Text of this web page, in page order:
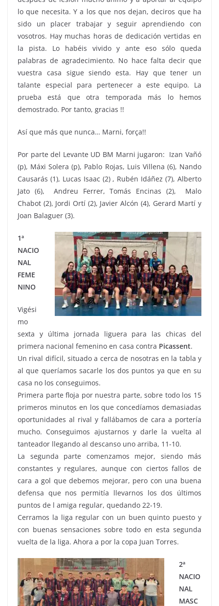
lo que necesita. Y a los que nos dejan, deciros que ha
sido un placer trabajar y seguir aprendiendo con
vosotros. Hay muchas horas de dedicación vertidas en
la pista. Lo habéis vivido y ante eso sólo queda
palabras de agradecimiento. No hace falta decir que
vuestra casa sigue siendo esta. Hay que tener un
talante especial para pertenecer a este equipo. La
prueba está que otra temporada más lo hemos
demostrado. Por tanto, gracias !!
Así que más que nunca… Marni, força!!
Por parte del Levante UD BM Marni jugaron: Izan Vañó
(p), Máxi Solera (p), Pablo Rojas, Luis Villena (6), Nando
Causarás (1), Lucas Isaac (2) , Rubén Idáñez (7), Alberto
Jato (6), Andreu Ferrer, Tomás Encinas (2), Malo
Chabot (2), Jordi Ortí (2), Javier Alcón (4), Gerard Martí y
Joan Balaguer (3).
1ª
NACIO
NAL
FEME
NINO
Vigési
mo
sexta y última jornada liguera para las chicas del
primera nacional femenino en casa contra Picassent.
Un rival difícil, situado a cerca de nosotras en la tabla y
al que queríamos sacarle los dos puntos ya que en su
casa no los conseguimos.
Primera parte floja por nuestra parte, sobre todo los 15
primeros minutos en los que concedíamos demasiadas
oportunidades al rival y fallábamos de cara a portería
mucho. Conseguimos ajustarnos y darle la vuelta al
tanteador llegando al descanso uno arriba, 11-10.
La segunda parte comenzamos mejor, siendo más
constantes y regulares, aunque con ciertos fallos de
cara a gol que debemos mejorar, pero con una buena
defensa que nos permitía llevarnos los dos últimos
puntos de l amiga regular, quedando 22-19.
Cerramos la liga regular con un buen quinto puesto y
con buenas sensaciones sobre todo en esta segunda
vuelta de la liga. Ahora a por la copa Juan Torres.
2ª
NACIO
NAL
MASC